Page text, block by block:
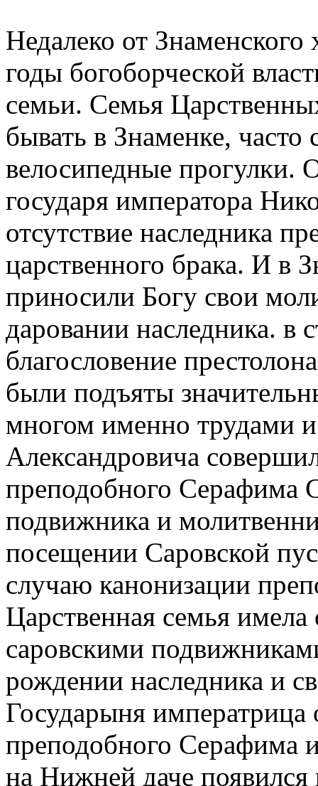
Недалеко от
годы богоборческой
семьи. Семья
бывать в Знаменке,
велосипедные прогулки.
государя императора
отсутствие наследника
царственного брака. И в
приносили Богу свои
даровании наследника. в
благословение
были подъяты
многом именно трудами
Александровича
преподобного Серафима
подвижника и
посещении Саровской
случаю канонизации
Царственная семья
саровскими
рождении наследника и
Государыня императрица
преподобного Серафима и
на Нижней даче появился